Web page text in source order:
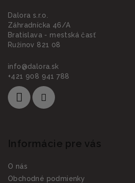
Dalora s.r.o.
Záhradnícka 46/A
Bratislava - mestská časť
Ružinov 821 08
info@dalora.sk
+421 908 941 788
Informácie pre vás
O nás
Obchodné podmienky